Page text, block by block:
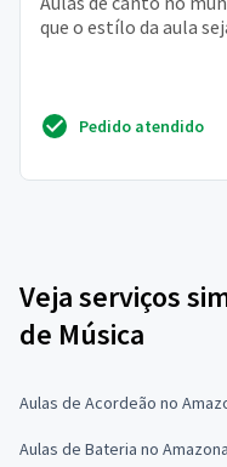
que o estílo da aula
Pedido atendido
Veja serviços
de Música
Aulas de Acordeão no
Aulas de Bateria no